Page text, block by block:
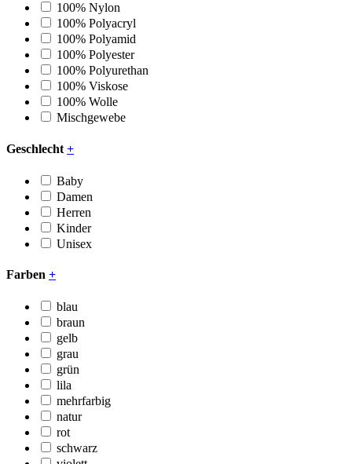
100% Nylon
100% Polyacryl
100% Polyamid
100% Polyester
100% Polyurethan
100% Viskose
100% Wolle
Mischgewebe
Geschlecht +
Baby
Damen
Herren
Kinder
Unisex
Farben +
blau
braun
gelb
grau
grün
lila
mehrfarbig
natur
rot
schwarz